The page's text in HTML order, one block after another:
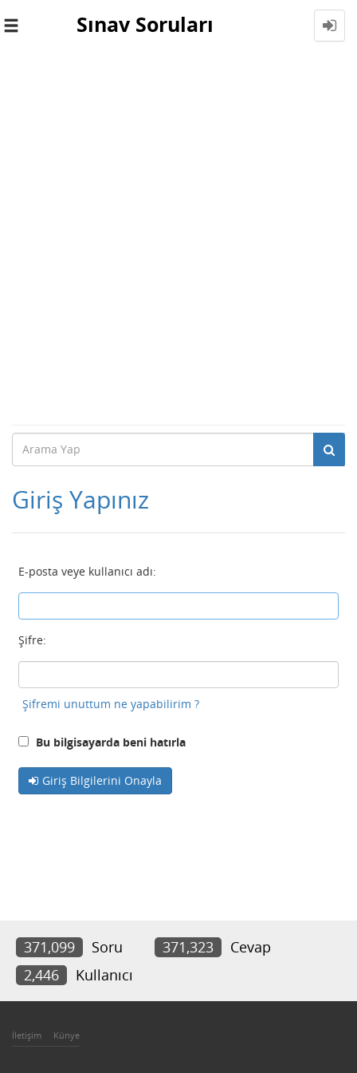
Toggle
Sınav Soruları
Giriş Yapınız
E-posta veye kullanıcı adı:
Şifre:
Şifremi unuttum ne yapabilirim ?
Bu bilgisayarda beni hatırla
Giriş Bilgilerini Onayla
371,099 Soru 371,323
Cevap
2,446
Kullanıcı
İletişim Künye